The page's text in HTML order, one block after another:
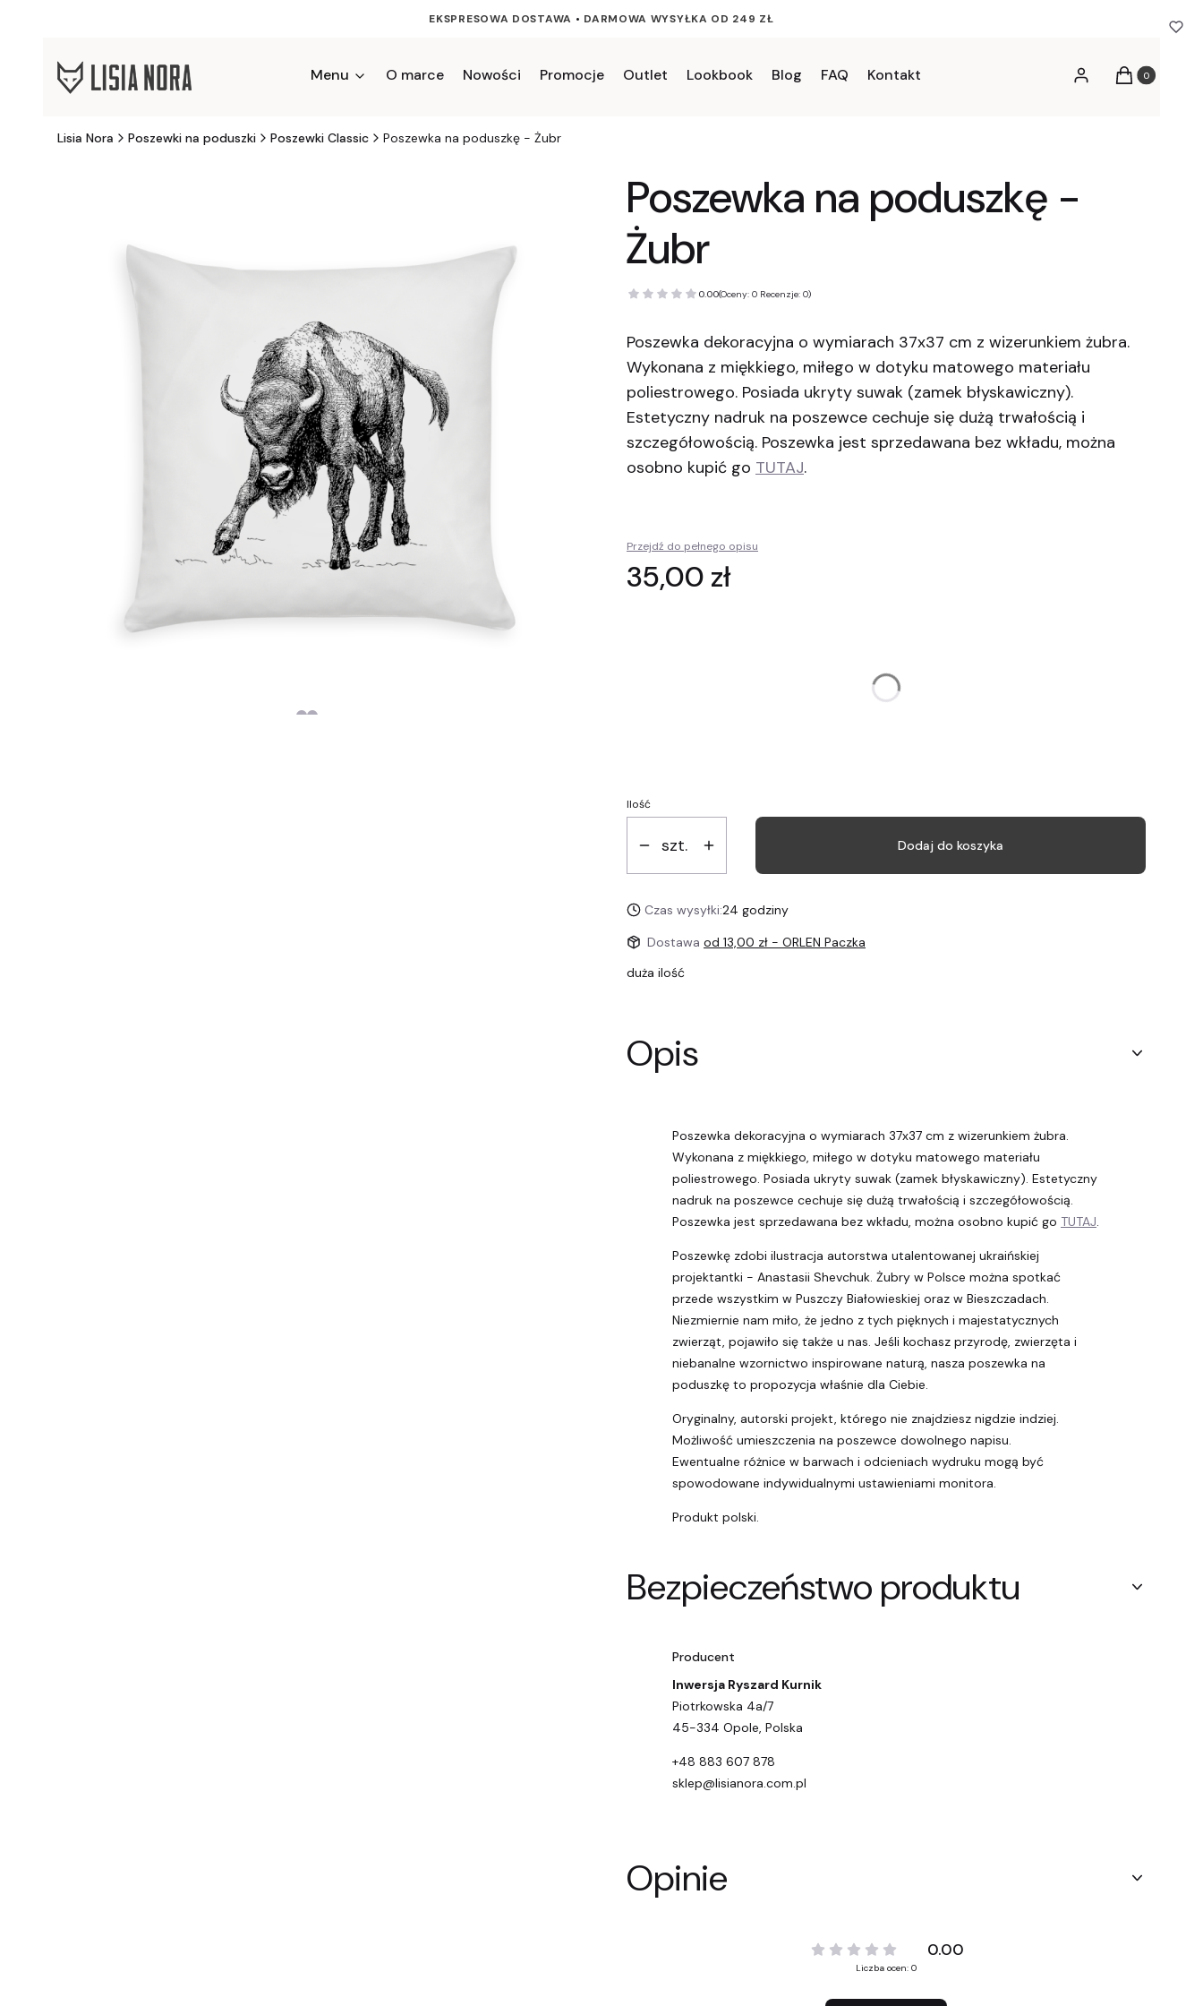
EKSPRESOWA DOSTAWA • DARMOWA WYSYŁKA OD 249 ZŁ
Menu O marce Nowości Promocje Outlet Lookbook Blog FAQ Kontakt Zaloguj sięProdukty w
Koszyk
Lisia Nora Poszewki na poduszki Poszewki Classic Poszewka na poduszkę - Żubr
Poszewka na poduszkę -
Żubr
0.00(Oceny: 0 Recenzje: 0)
Poszewka dekoracyjna o wymiarach 37x37 cm z wizerunkiem żubra.
Wykonana z miękkiego, miłego w dotyku matowego materiału
poliestrowego. Posiada ukryty suwak (zamek błyskawiczny).
Estetyczny nadruk na poszewce cechuje się dużą trwałością i
szczegółowością. Poszewka jest sprzedawana bez wkładu, można
osobno kupić go TUTAJ.
Przejdź do pełnego opisu
Cena
35,00 zł
Ilość
szt. Dodaj do koszyka
Czas wysyłki:24 godziny
Dostawa od 13,00 zł - ORLEN Paczka
duża ilość
Opis
Poszewka dekoracyjna o wymiarach 37x37 cm z wizerunkiem żubra.
Wykonana z miękkiego, miłego w dotyku matowego materiału
poliestrowego. Posiada ukryty suwak (zamek błyskawiczny). Estetyczny
nadruk na poszewce cechuje się dużą trwałością i szczegółowością.
Poszewka jest sprzedawana bez wkładu, można osobno kupić go TUTAJ.
Poszewkę zdobi ilustracja autorstwa utalentowanej ukraińskiej
projektantki - Anastasii Shevchuk. Żubry w Polsce można spotkać
przede wszystkim w Puszczy Białowieskiej oraz w Bieszczadach.
Niezmiernie nam miło, że jedno z tych pięknych i majestatycznych
zwierząt, pojawiło się także u nas. Jeśli kochasz przyrodę, zwierzęta i
niebanalne wzornictwo inspirowane naturą, nasza poszewka na
poduszkę to propozycja właśnie dla Ciebie.
Oryginalny, autorski projekt, którego nie znajdziesz nigdzie indziej.
Możliwość umieszczenia na poszewce dowolnego napisu.
Ewentualne różnice w barwach i odcieniach wydruku mogą być
spowodowane indywidualnymi ustawieniami monitora.
Produkt polski.
Bezpieczeństwo produktu
Producent
Inwersja Ryszard Kurnik
Piotrkowska 4a/7
45-334 Opole, Polska
+48 883 607 878
sklep@lisianora.com.pl
Opinie
0.00
Liczba ocen: 0